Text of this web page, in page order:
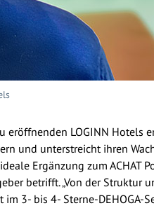
LOGINN Hotels
und unterstreicht ihren
Ergänzung zum ACHAT
betrifft. „Von der Struktur
3- bis 4- Sterne-DEHOGA-